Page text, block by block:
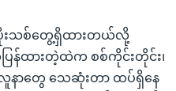
ပိုးသစ်တွေ့ရှိထားတယ်လို့
ပြန်ထားတဲ့ထဲက စစ်ကိုင်းတိုင်း၊
ာတွေ သေဆုံးတာ ထပ်ရှိနေ